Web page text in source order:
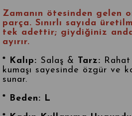
Zamanın ötesinden gelen
parça. Sınırlı sayıda
tek adettir; giydiğiniz
ayırır.
* Kalıp: Salaş & Tarz:
kumaşı sayesinde özgür ve
sunar.
* Beden: L